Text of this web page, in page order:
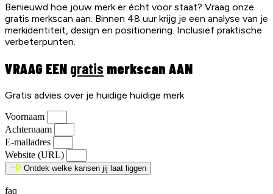
Benieuwd hoe jouw merk er écht voor staat? Vraag onze
gratis merkscan aan. Binnen 48 uur krijg je een analyse van je
merkidentiteit, design en positionering. Inclusief praktische
verbeterpunten.
VRAAG EEN gratis merkscan AAN
Gratis advies over je huidige huidige merk
Voornaam
Achternaam
E-mailadres
Website (URL)
Ontdek welke kansen jij laat liggen
faq